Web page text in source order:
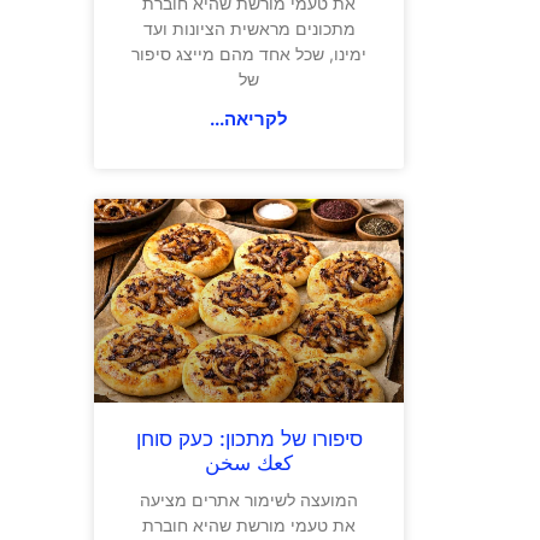
מתכונים מראשית הציונות ועד
ימינו, שכל אחד מהם מייצג סיפור
של
לקריאה...
סיפורו של מתכון: כעק סוחן
كعك سخن
המועצה לשימור אתרים מציעה
את טעמי מורשת שהיא חוברת